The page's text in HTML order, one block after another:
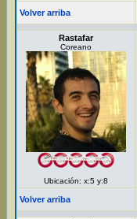
Volver arriba
Rastafar
Coreano
Ubicación: x:5 y:8
Volver arriba